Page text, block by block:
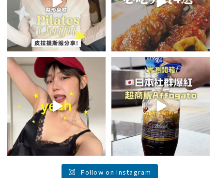
summer outfit⋆.˚✮🎧✮˚.⋆
夏日穿搭最需要單品！...
755 43
\🇯🇵日本爆紅!超商版Affogato
🍨☕️/
🏷️#吉推日本🇯🇵...
117 26
Follow on Instagram